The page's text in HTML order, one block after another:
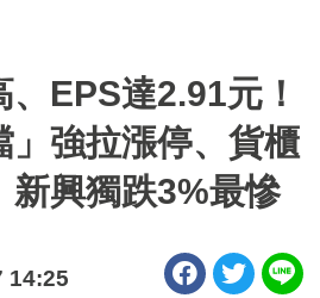
EPS達2.91元！
」強拉漲停、貨櫃
興獨跌3%最慘
14:25